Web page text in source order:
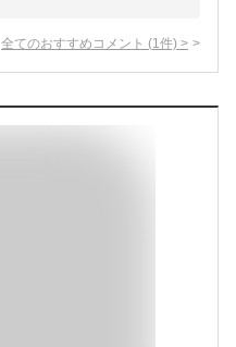
全てのおすすめコメント (1 件) >